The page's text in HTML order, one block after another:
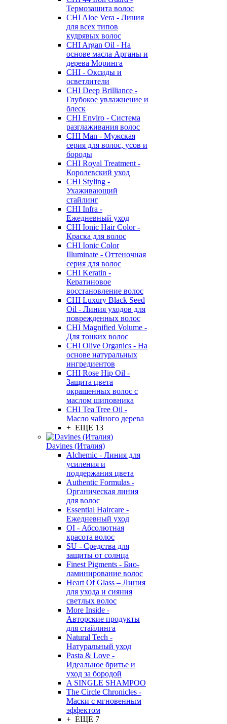
Термозащита волос
CHI Aloe Vera - Линия
для всех типов
кудрявых волос
CHI Argan Oil - На
основе масла Арганы и
дерева Моринга
CHI - Оксиды и
осветлители
CHI Deep Brilliance -
Глубокое увлажнение и
блеск
CHI Enviro - Система
разглаживания волос
CHI Man - Мужская
серия для волос, усов и
бороды
CHI Royal Treatment -
Королевский уход
CHI Styling -
Ухаживающий
стайлинг
CHI Infra -
Ежедневный уход
CHI Ionic Hair Color -
Краска для волос
CHI Ionic Color
Illuminate - Оттеночная
серия для волос
CHI Keratin -
Кератиновое
восстановление волос
CHI Luxury Black Seed
Oil - Линия уходов для
поврежденных волос
CHI Magnified Volume -
Для тонких волос
CHI Olive Organics - На
основе натуральных
ингредиентов
CHI Rose Hip Oil -
Защита цвета
окрашенных волос с
маслом шиповника
CHI Tea Tree Oil -
Масло чайного дерева
+ ЕЩЕ 13
Davines (Италия)
Alchemic - Линия для
усиления и
поддержания цвета
Authentic Formulas -
Органическая линия
для волос
Essential Haircare -
Eжедневный уход
OI - Абсолютная
красота волос
SU - Средства для
защиты от солнца
Finest Pigments - Био-
ламинирование волос
Heart Of Glass – Линия
для ухода и сияния
светлых волос
More Inside -
Авторские продукты
для стайлинга
Natural Tech -
Натуральный уход
Pasta & Love -
Идеальное бритье и
уход за бородой
A SINGLE SHAMPOO
The Circle Chronicles -
Маски с мгновенным
эффектом
+ ЕЩЕ 7